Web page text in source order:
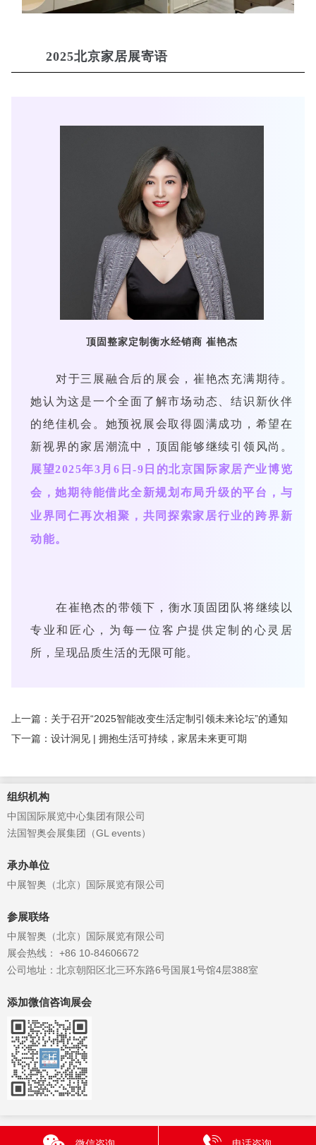
2025北京家居展寄语
顶固整家定制衡水经销商 崔艳杰
对于三展融合后的展会，崔艳杰充满期待。
她认为这是一个全面了解市场动态、结识新伙伴
的绝佳机会。她预祝展会取得圆满成功，希望在
新视界的家居潮流中，顶固能够继续引领风尚。
展望2025年3月6日-9日的北京国际家居产业博览
会，她期待能借此全新规划布局升级的平台，与
业界同仁再次相聚，共同探索家居行业的跨界新
动能。
在崔艳杰的带领下，衡水顶固团队将继续以
专业和匠心，为每一位客户提供定制的心灵居
所，呈现品质生活的无限可能。
上一篇：关于召开“2025智能改变生活定制引领未来论坛”的通知
下一篇：设计洞见 | 拥抱生活可持续，家居未来更可期
组织机构
中国国际展览中心集团有限公司
法国智奥会展集团（GL events）
承办单位
中展智奥（北京）国际展览有限公司
参展联络
中展智奥（北京）国际展览有限公司
展会热线： +86 10-84606672
公司地址：北京朝阳区北三环东路6号国展1号馆4层388室
添加微信咨询展会